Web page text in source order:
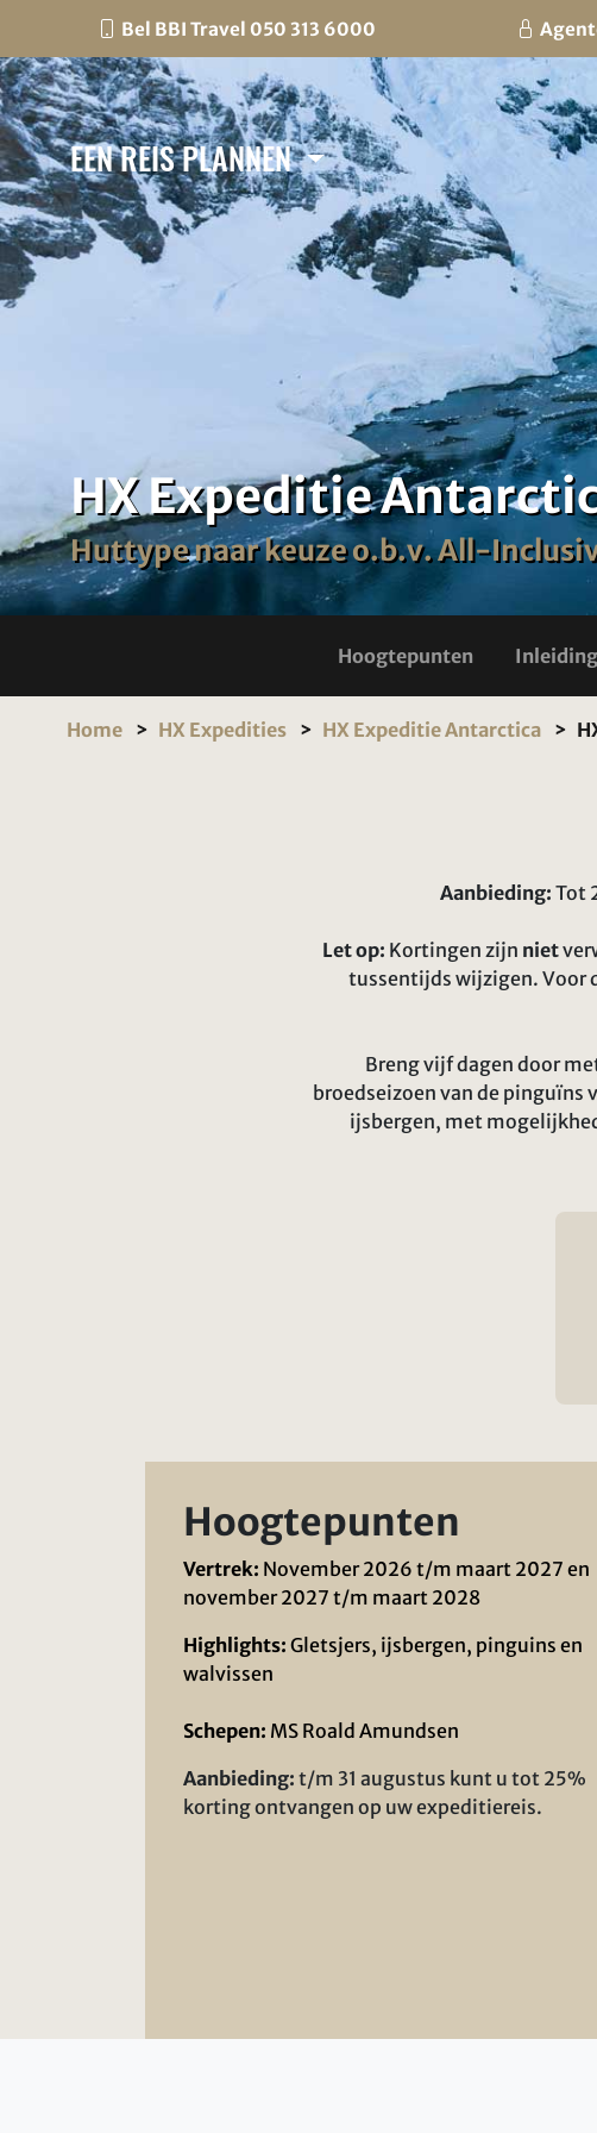
Bel BBI Travel 050 313 6000
EEN REIS PLANNEN
HX Expeditie
Huttype naar keuze o.b.v. All-
Hoogtepunten Inleiding
Home HX Expedities HX Expeditie Antarctica
Aanbieding: Tot
Let op: Kortingen zijn niet
tussentijds wijzigen. Voor
Breng vijf dagen door
broedseizoen van de pinguïns
ijsbergen, met
Hoogtepunten
Vertrek: November 2026 t/m maart 2027 en
november 2027 t/m maart 2028
Highlights: Gletsjers, ijsbergen, pinguins en
walvissen
Schepen: MS Roald Amundsen
Aanbieding: t/m 31 augustus kunt u tot 25%
korting ontvangen op uw expeditiereis.